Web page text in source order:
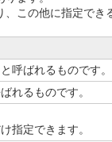
この他に指定でき
呼ばれるものです。
れるものです。
指定できます。